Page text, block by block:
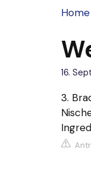
Home
16.
3.